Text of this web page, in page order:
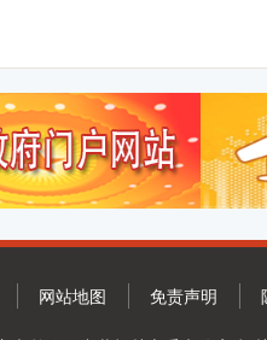
网站地图 免责声明